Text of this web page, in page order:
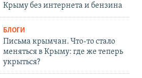
Крыму без интернета и бензина
БЛОГИ
Письма крымчан. Что-то стало
меняться в Крыму: где же теперь
укрыться?